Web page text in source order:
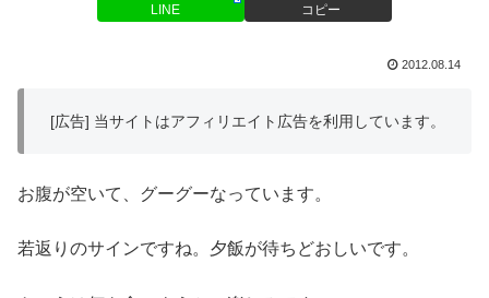
LINE コピー
2012.08.14
[広告] 当サイトはアフィリエイト広告を利用しています。
お腹が空いて、グーグーなっています。
若返りのサインですね。夕飯が待ちどおしいです。